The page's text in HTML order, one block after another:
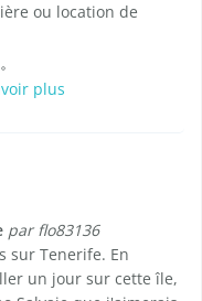
ou location de
plus
par flo83136
sur Tenerife. En
un jour sur cette île,